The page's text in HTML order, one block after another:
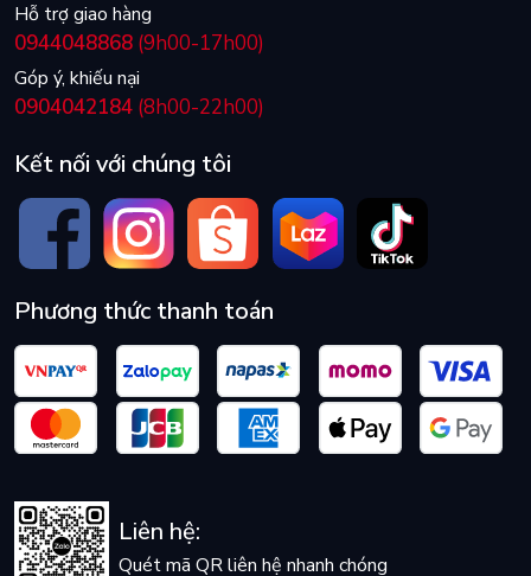
Hỗ trợ giao hàng
0944048868 (9h00-17h00)
Góp ý, khiếu nại
0904042184 (8h00-22h00)
Kết nối với chúng tôi
Phương thức thanh toán
Liên hệ:
Quét mã QR liên hệ nhanh chóng